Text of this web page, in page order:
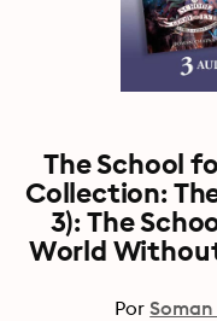
The School
Collection:
3): The
World
Por